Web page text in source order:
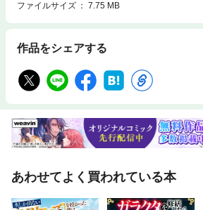
ファイルサイズ
7.75 MB
作品をシェアする
あわせてよく買われている本